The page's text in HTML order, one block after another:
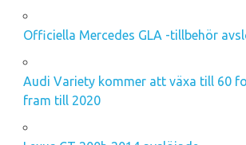
Officiella Mercedes GLA -tillbehör
Audi Variety kommer att växa till 60
fram till 2020